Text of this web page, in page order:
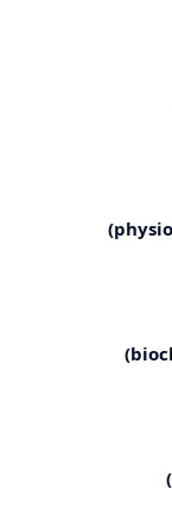
)
)
)